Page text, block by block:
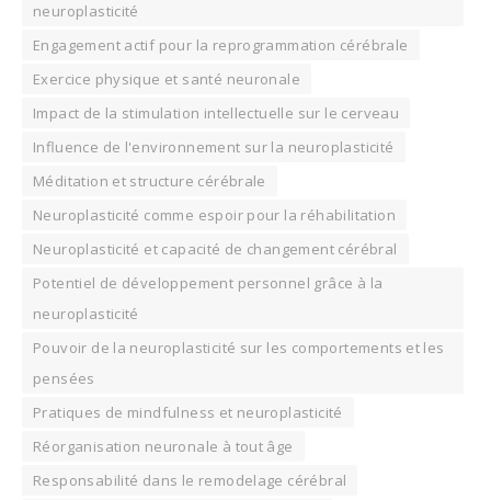
neuroplasticité
Engagement actif pour la reprogrammation cérébrale
Exercice physique et santé neuronale
Impact de la stimulation intellectuelle sur le cerveau
Influence de l'environnement sur la neuroplasticité
Méditation et structure cérébrale
Neuroplasticité comme espoir pour la réhabilitation
Neuroplasticité et capacité de changement cérébral
Potentiel de développement personnel grâce à la
neuroplasticité
Pouvoir de la neuroplasticité sur les comportements et les
pensées
Pratiques de mindfulness et neuroplasticité
Réorganisation neuronale à tout âge
Responsabilité dans le remodelage cérébral